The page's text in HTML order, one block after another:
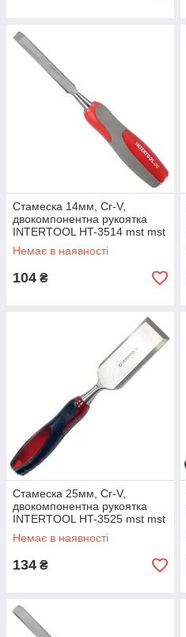
Стамеска 14мм, Cr-V,
двокомпонентна рукоятка
INTERTOOL HT-3514 mst mst
Немає в наявності
104 ₴
Стамеска 25мм, Cr-V,
двокомпонентна рукоятка
INTERTOOL HT-3525 mst mst
Немає в наявності
134 ₴